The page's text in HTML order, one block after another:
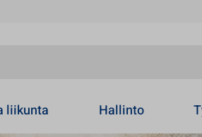
liikunta Hallinto